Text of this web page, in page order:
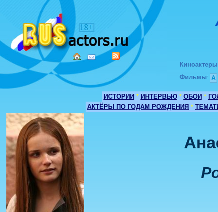
Киноактеры
Фильмы: А
ИСТОРИИ * ИНТЕРВЬЮ * ОБОИ *
АКТЁРЫ ПО ГОДАМ РОЖДЕНИЯ *